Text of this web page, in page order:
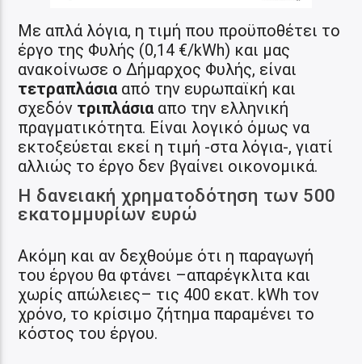
Με απλά λόγια, η τιμή που προϋποθέτει το
έργο της Φυλής (0,14 €/kWh) και μας
ανακοίνωσε ο Δήμαρχος Φυλής, είναι
τετραπλάσια από την ευρωπαϊκή και
σχεδόν τριπλάσια απο την ελληνική
πραγματικότητα. Είναι λογικό όμως να
εκτοξεύεται εκεί η τιμή -στα λόγια-, γιατί
αλλιώς το έργο δεν βγαίνει οικονομικά.
Η δανειακή χρηματοδότηση των 500
εκατομμυρίων ευρώ
Ακόμη και αν δεχθούμε ότι η παραγωγή
του έργου θα φτάνει –απαρέγκλιτα και
χωρίς απώλειες– τις 400 εκατ. kWh τον
χρόνο, το κρίσιμο ζήτημα παραμένει το
κόστος του έργου.